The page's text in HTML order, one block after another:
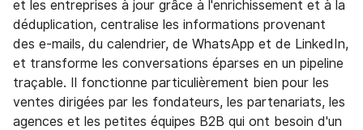
et les entreprises à jour grâce à l'enrichissement et à la
déduplication, centralise les informations provenant
des e-mails, du calendrier, de WhatsApp et de LinkedIn,
et transforme les conversations éparses en un pipeline
traçable. Il fonctionne particulièrement bien pour les
ventes dirigées par les fondateurs, les partenariats, les
agences et les petites équipes B2B qui ont besoin d'un